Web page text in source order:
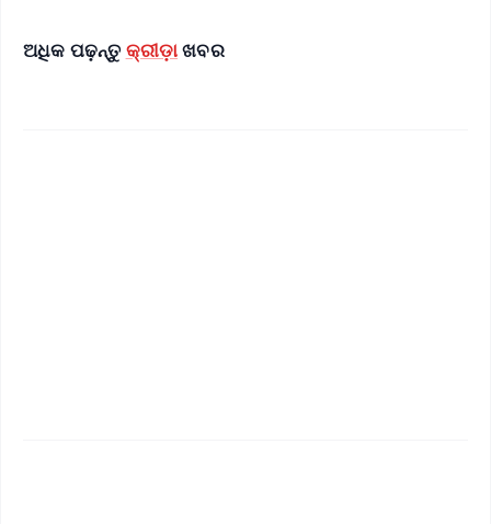
ଅଧିକ ପଢ଼ନ୍ତୁ କ୍ରୀଡ଼ାଖବର